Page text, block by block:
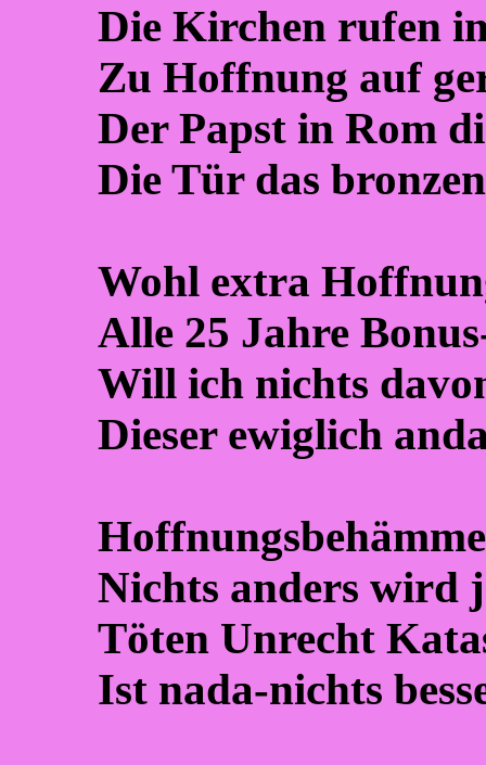
Die Kirchen rufen
Zu Hoffnung auf
Der Papst in Rom
Die Tür das
Wohl extra
Alle 25 Jahre
Will ich nichts
Dieser ewiglich
Nichts anders wird
Töten Unrecht
Ist nada-nichts